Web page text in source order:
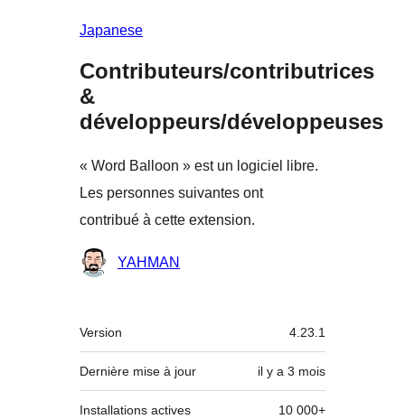
Japanese
Contributeurs/contributrices
&
développeurs/développeuses
« Word Balloon » est un logiciel libre.
Les personnes suivantes ont
contribué à cette extension.
Contributeurs
YAHMAN
Méta
Version 4.23.1
Dernière mise à jour il y a 3 mois
Installations actives 10 000+